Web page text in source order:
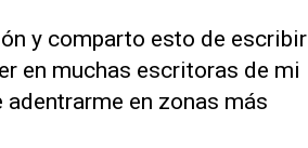
y comparto esto de escribir
en muchas escritoras de mi
adentrarme en zonas más